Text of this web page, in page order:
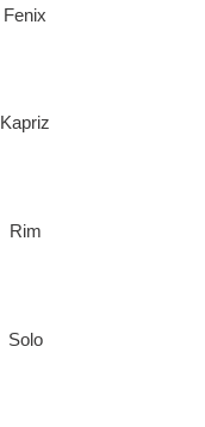
Fenix
Kapriz
Rim
Solo